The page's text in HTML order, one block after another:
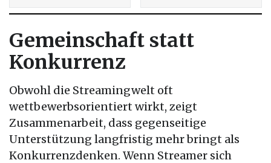
Gemeinschaft statt
Konkurrenz
Obwohl die Streamingwelt oft
wettbewerbsorientiert wirkt, zeigt
Zusammenarbeit, dass gegenseitige
Unterstützung langfristig mehr bringt als
Konkurrenzdenken. Wenn Streamer sich